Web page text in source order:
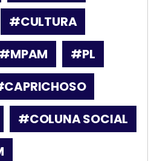
#CULTURA
#MPAM
#PL
#COLUNA SOCIAL